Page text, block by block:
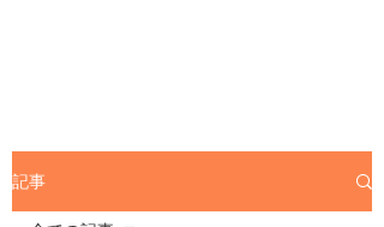
記事